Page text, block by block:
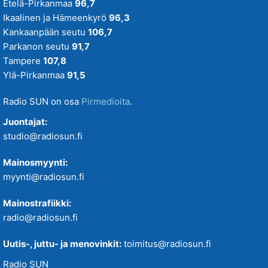
Etelä-Pirkanmaa 96,7
Ikaalinen ja Hämeenkyrö 96,3
Kankaanpään seutu 106,7
Parkanon seutu 91,7
Tampere 107,8
Ylä-Pirkanmaa 91,5
Radio SUN on osa Pirmedioita.
Juontajat:
studio@radiosun.fi
Mainosmyynti:
myynti@radiosun.fi
Mainostrafiikki:
radio@radiosun.fi
Uutis-, juttu- ja menovinkit: toimitus@radiosun.fi
Radio SUN